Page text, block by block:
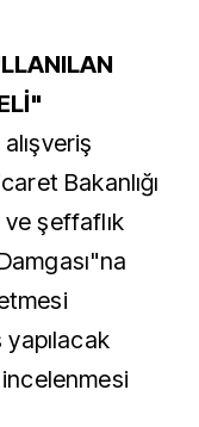
Bakanlığı
şeffaflık
incelenmesi